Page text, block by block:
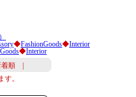
◆FashionGoods◆Interior
◆Interior
順 |
。